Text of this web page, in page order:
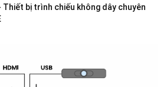
bị trình chiếu không dây chuyên